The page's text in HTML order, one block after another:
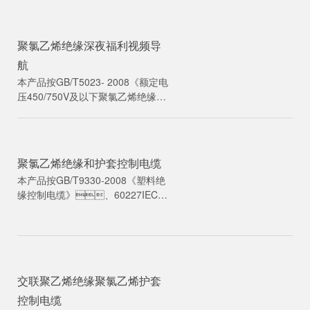
聚氯乙烯绝缘深夜福利视频导
航
本产品按GB/T5023- 2008《额定电
压450/750V及以下聚氯乙烯绝缘电
产，同时还可根据用户需要
按国际电工委员会推荐标准IE
C、英国标准、
德国标准及美国标准生产。
聚氯乙烯绝缘和护套控制电缆
本产品按GB/T9330-2008《塑料绝
缘控制电缆》、60227IEC
电压1-30kV挤包绝缘电力电缆及附
交联聚乙烯绝缘聚氯乙烯护套
控制电缆